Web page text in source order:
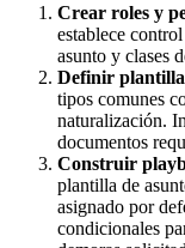
Crear roles y
establece
asunto y clases
Definir
tipos comunes
naturalización.
documentos
Construir
plantilla de
asignado por
condicionales